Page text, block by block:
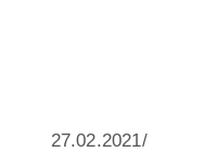
27.02.2021/